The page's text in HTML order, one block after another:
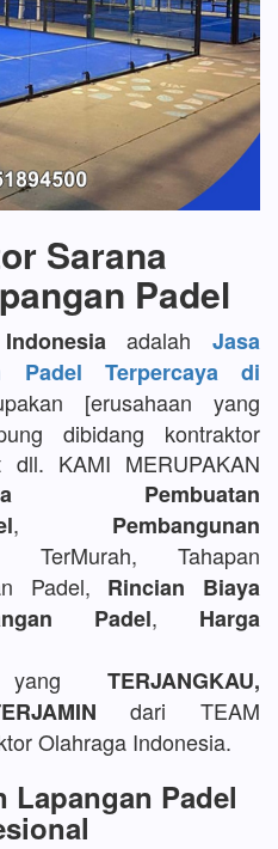
Sarana
Padel
adalah Jasa
Padel Terpercaya di
[erusahaan yang
dibidang kontraktor
dll. KAMI MERUPAKAN
Pembuatan
, Pembangunan
Tahapan
Padel, Rincian Biaya
Padel, Harga
TERJANGKAU,
dari TEAM
Olahraga Indonesia.
Lapangan Padel